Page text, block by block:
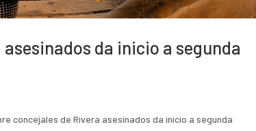
da inicio a segunda
concejales de Rivera asesinados da inicio a segunda